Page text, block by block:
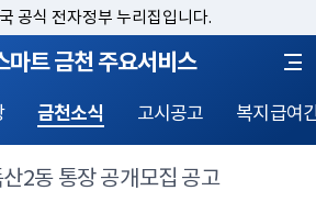
공식 전자정부 누리집입니다.
마트 금천 주요서비스
금천소식 고시공고 복지급여
2동 통장 공개모집 공고